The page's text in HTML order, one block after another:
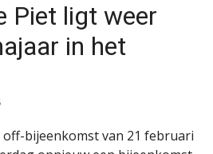
Piet ligt weer
in het
off-bijeenkomst van 21 februari